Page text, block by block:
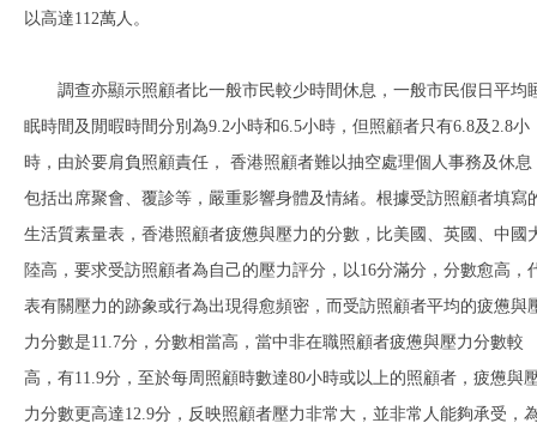
以高達112萬人。
調查亦顯示照顧者比一般市民較少時間休息，一般市民假日平均
眠時間及閒暇時間分別為9.2小時和6.5小時，但照顧者只有6.8及2.8小
時，由於要肩負照顧責任， 香港照顧者難以抽空處理個人事務及休息
包括出席聚會、覆診等，嚴重影響身體及情緒。根據受訪照顧者填寫
生活質素量表，香港照顧者疲憊與壓力的分數，比美國、英國、中國
陸高，要求受訪照顧者為自己的壓力評分，以16分滿分，分數愈高，
表有關壓力的跡象或行為出現得愈頻密，而受訪照顧者平均的疲憊與
力分數是11.7分，分數相當高，當中非在職照顧者疲憊與壓力分數較
高，有11.9分，至於每周照顧時數達80小時或以上的照顧者，疲憊與
力分數更高達12.9分，反映照顧者壓力非常大，並非常人能夠承受，